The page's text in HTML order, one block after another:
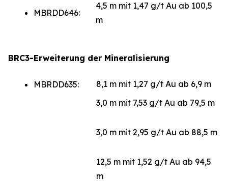
MBRDD646:
4,5 m mit 1,47 g/t Au ab 100,5
m
BRC3-Erweiterung der Mineralisierung
MBRDD635:
8,1 m mit 1,27 g/t Au ab 6,9 m
3,0 m mit 7,53 g/t Au ab 79,5 m
3,0 m mit 2,95 g/t Au ab 88,5 m
12,5 m mit 1,52 g/t Au ab 94,5
m